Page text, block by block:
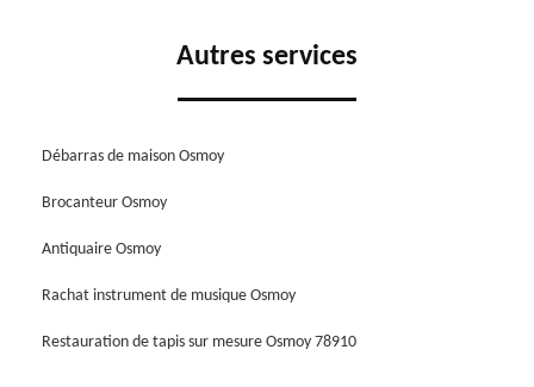
Autres services
Débarras de maison Osmoy
Brocanteur Osmoy
Antiquaire Osmoy
Rachat instrument de musique Osmoy
Restauration de tapis sur mesure Osmoy 78910